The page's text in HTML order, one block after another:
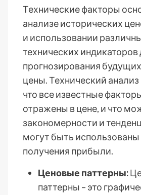
Технические факторы
анализе исторических
и использовании
технических индикаторов
прогнозирования
цены. Технический анализ
что все известные
отражены в цене, и что
закономерности и
могут быть использованы
получения прибыли.
Ценовые паттерны:
паттерны – это